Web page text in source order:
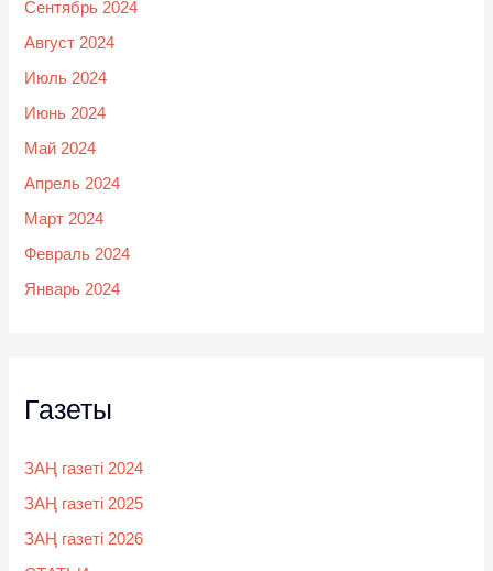
Сентябрь 2024
Август 2024
Июль 2024
Июнь 2024
Май 2024
Апрель 2024
Март 2024
Февраль 2024
Январь 2024
Газеты
ЗАҢ газеті 2024
ЗАҢ газеті 2025
ЗАҢ газеті 2026